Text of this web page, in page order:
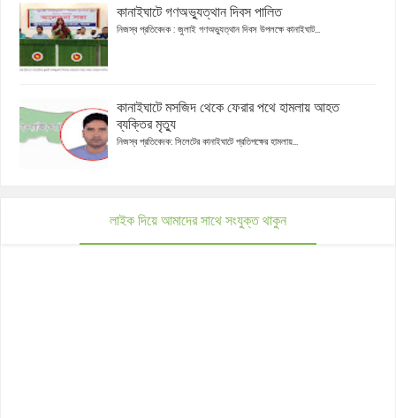
কানাইঘাটে গণঅভ্যুত্থান দিবস পালিত
নিজস্ব প্রতিবেদক : জুলাই গণঅভ্যুত্থান দিবস উপলক্ষে কানাইঘাট...
কানাইঘাটে মসজিদ থেকে ফেরার পথে হামলায় আহত
ব্যক্তির মৃত্যু
নিজস্ব প্রতিবেদক: সিলেটের কানাইঘাটে প্রতিপক্ষের হামলায়...
লাইক দিয়ে আমাদের সাথে সংযুক্ত থাকুন